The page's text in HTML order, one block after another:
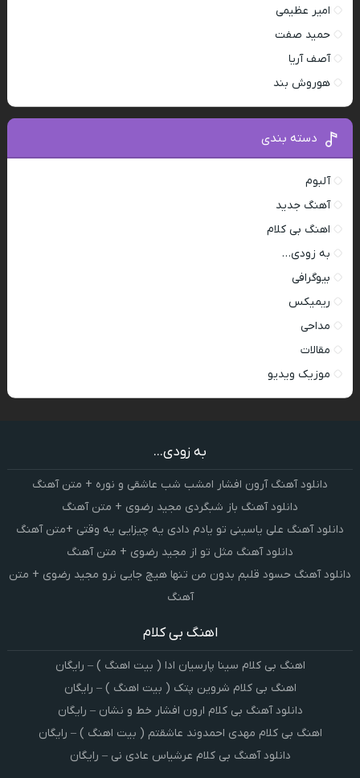
امیر عظیمی
حمید صفت
آصف آریا
هوروش بند
دسته بندی
آلبوم
آهنگ جدید
اهنگ بی کلام
به زودی…
بیوگرافی
ریمیکس
مداحی
مقالات
موزیک ویدیو
به زودی...
دانلود آهنگ آرون افشار امشب شب عاشقی و نوره + متن آهنگ
دانلود آهنگ باز شبگردی مجید رضوی + متن آهنگ
دانلود آهنگ علی یاسینی تو یادم دادی یه چیزایی یه وقتی +متن آهنگ
دانلود آهنگ مثل تو از مجید رضوی + متن آهنگ
دانلود آهنگ حسود قلبم بدون من تنها هیچ جایی نرو مجید رضوی + متن
آهنگ
اهنگ بی کلام
اهنگ بی کلام سینا پارسیان ادا ( بیت اهنگ ) – رایگان
اهنگ بی کلام شروین پتک ( بیت اهنگ ) – رایگان
دانلود آهنگ بی کلام ارون افشار خط و نشان – رایگان
اهنگ بی کلام مهدی احمدوند عاشقتم ( بیت اهنگ ) – رایگان
دانلود آهنگ بی کلام عرشیاس عادی نی – رایگان